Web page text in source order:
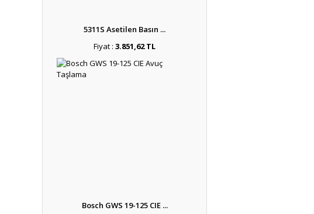
5311S Asetilen Basın ...
Fiyat : 3.851,62 TL
Bosch GWS 19-125 CIE ...